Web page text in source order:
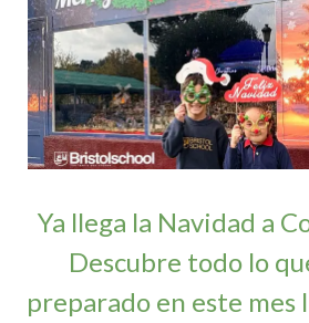
Ya llega la Navidad a
Descubre todo lo
preparado en este mes